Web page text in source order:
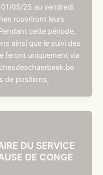
05/25 au vendredi
rouvriront leurs
cette période,
ainsi que le suivi des
feront uniquement via
de positions,
DU SERVICE
DE CONGE